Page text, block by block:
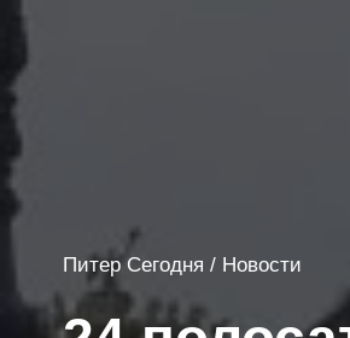
Питер Сегодня / Новости